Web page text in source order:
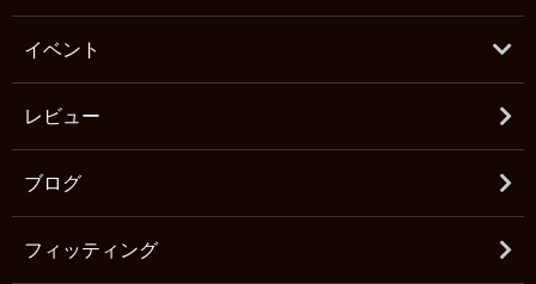
イベント
レビュー
ブログ
フィッティング